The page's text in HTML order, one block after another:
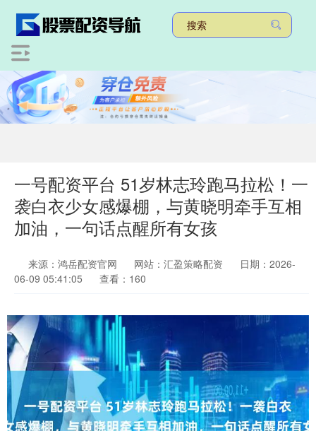
一号配资平台 51岁林志玲跑马拉松！一
袭白衣少女感爆棚，与黄晓明牵手互相
加油，一句话点醒所有女孩
来源：鸿岳配资官网 网站：汇盈策略配资
日期：2026-
06-09 05:41:05
查看：160